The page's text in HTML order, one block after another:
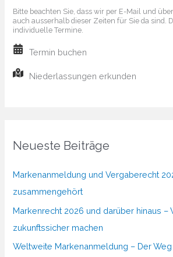
Bitte beachten Sie, dass wir per E-Mail und
auch ausserhalb dieser Zeiten für Sie da sind.
individuelle Termine.
Termin buchen
Niederlassungen erkunden
Neueste Beiträge
Markenanmeldung und Vergaberecht
zusammengehört
Markenrecht 2026 und darüber hinaus –
zukunftssicher machen
Weltweite Markenanmeldung – Der